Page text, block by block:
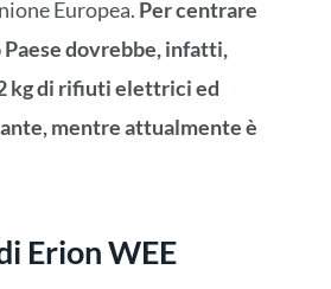
Europea. Per centrare
dovrebbe, infatti,
kg di rifiuti elettrici ed
mentre attualmente è
Erion WEE